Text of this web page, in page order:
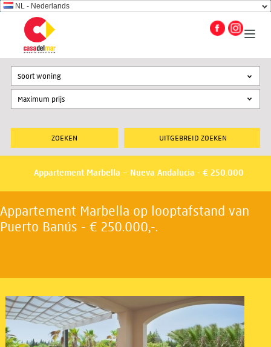
NL - Nederlands
UITGEBREID ZOEKEN
Soort woning
Appartement Marbella – Nueva Andalucia - € 250.000
Appartement Marbella op looptafstand van
Puerto Banús - € 250.000,-.